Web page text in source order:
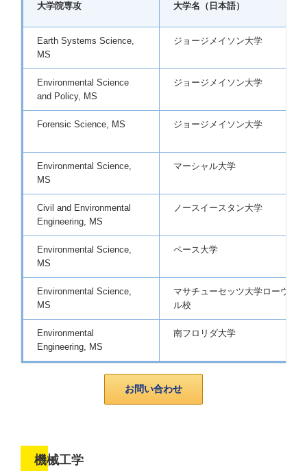
大学院専攻 大学名（日本語）
Earth Systems Science,
MS
ジョージメイソン大学
Environmental Science
and Policy, MS
ジョージメイソン大学
Forensic Science, MS ジョージメイソン大学
Environmental Science,
MS
マーシャル大学
Civil and Environmental
Engineering, MS
ノースイースタン大学
Environmental Science,
MS
ペース大学
Environmental Science,
MS
マサチューセッツ大学ローウェ
ル校
Environmental
Engineering, MS
南フロリダ大学
お問い合わせ
機械工学